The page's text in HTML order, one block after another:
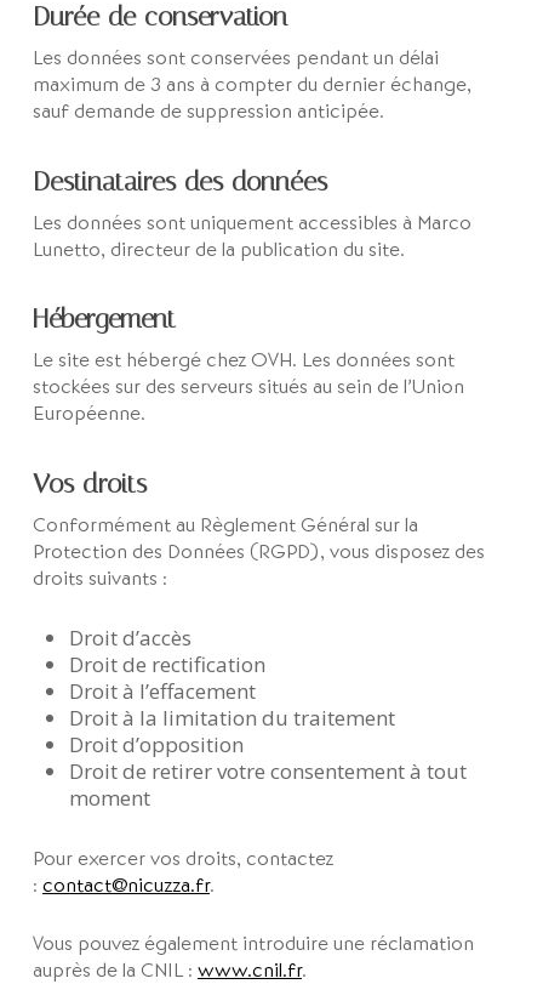
Durée de conservation
Les données sont conservées pendant un délai
maximum de 3 ans à compter du dernier échange,
sauf demande de suppression anticipée.
Destinataires des données
Les données sont uniquement accessibles à Marco
Lunetto, directeur de la publication du site.
Hébergement
Le site est hébergé chez OVH. Les données sont
stockées sur des serveurs situés au sein de l’Union
Européenne.
Vos droits
Conformément au Règlement Général sur la
Protection des Données (RGPD), vous disposez des
droits suivants :
Droit d’accès
Droit de rectification
Droit à l’effacement
Droit à la limitation du traitement
Droit d’opposition
Droit de retirer votre consentement à tout
moment
Pour exercer vos droits, contactez
: contact@nicuzza.fr.
Vous pouvez également introduire une réclamation
auprès de la CNIL : www.cnil.fr.